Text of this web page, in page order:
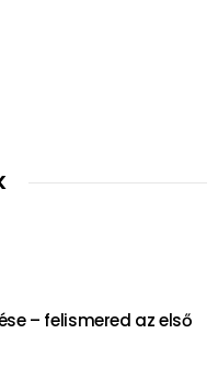
– felismered az első